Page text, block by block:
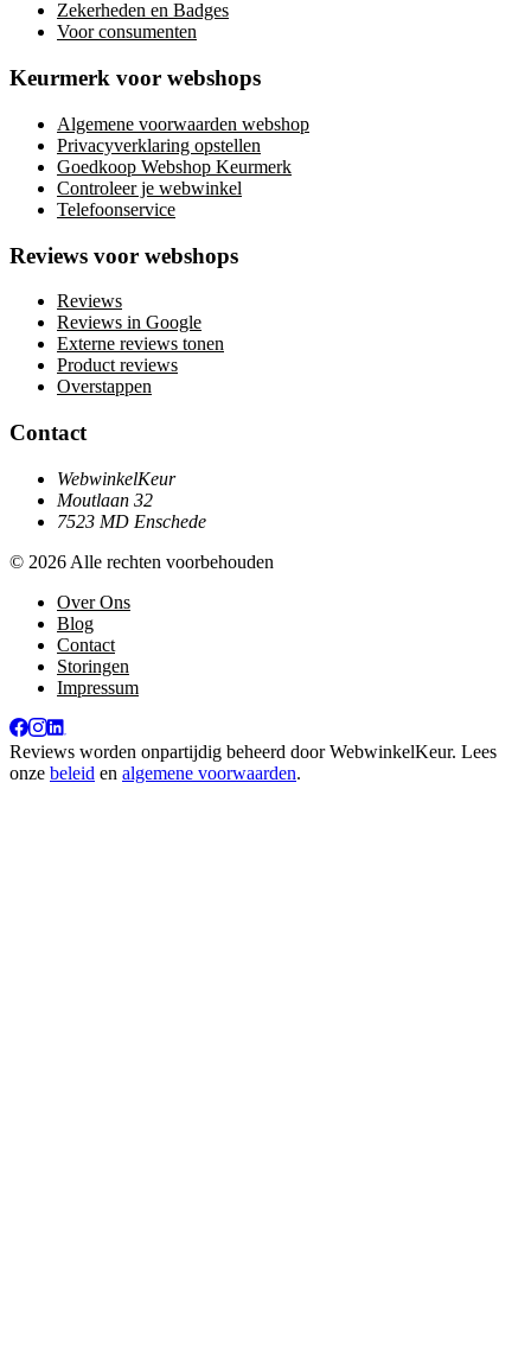
Zekerheden en Badges
Voor consumenten
Keurmerk voor webshops
Algemene voorwaarden webshop
Privacyverklaring opstellen
Goedkoop Webshop Keurmerk
Controleer je webwinkel
Telefoonservice
Reviews voor webshops
Reviews
Reviews in Google
Externe reviews tonen
Product reviews
Overstappen
Contact
WebwinkelKeur
Moutlaan 32
7523 MD Enschede
© 2026 Alle rechten voorbehouden
Over Ons
Blog
Contact
Storingen
Impressum
Reviews worden onpartijdig beheerd doorWebwinkelKeur. Lees
onze beleid en algemene voorwaarden.